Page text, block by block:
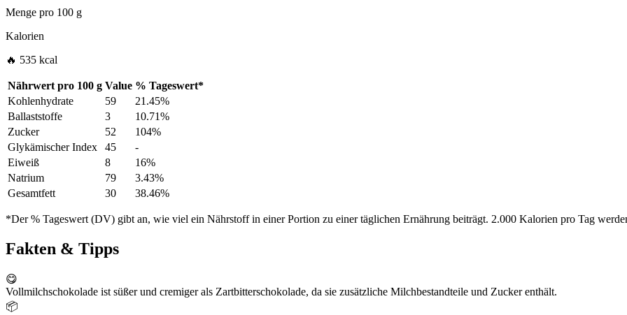
Menge pro 100 g
Kalorien
🔥 535 kcal
Nährwert pro 100 g Value % Tageswert*
Kohlenhydrate
59
21.45%
Ballaststoffe
3
10.71%
Zucker
52
104%
Glykämischer Index
45
-
Eiweiß
8
16%
Natrium
79
3.43%
Gesamtfett
30 38.46%
*Der % Tageswert (DV) gibt an, wie viel ein Nährstoff in einer Portion zu einer täglichen Ernährung beiträgt. 2.000 Kalorien pro Tag
Fakten & Tipps
😋
Vollmilchschokolade ist süßer und cremiger als Zartbitterschokolade, da sie zusätzliche Milchbestandteile und Zucker enthält.
📦